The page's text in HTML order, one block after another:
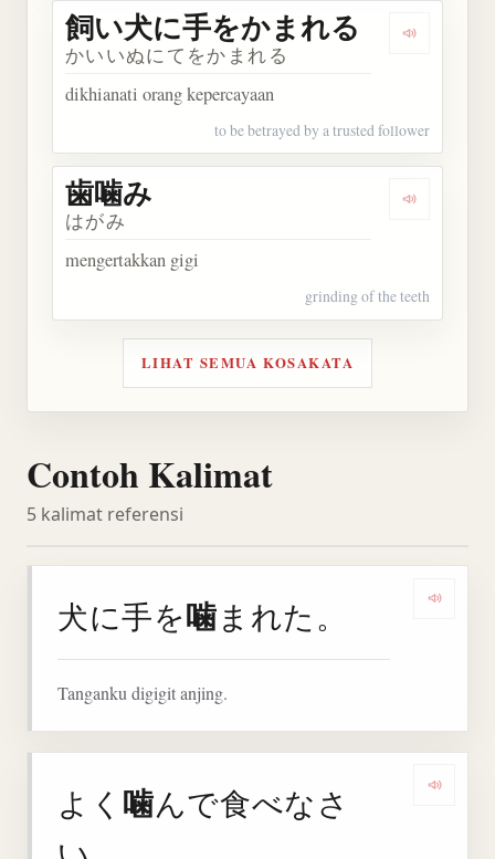
Dengarkan
飼い犬に手をかまれる
かいいぬにてをかまれる
dikhianati orang kepercayaan
to be betrayed by a trusted follower
Dengarkan
歯噛み
はがみ
mengertakkan gigi
grinding of the teeth
LIHAT SEMUA KOSAKATA
Contoh Kalimat
5 kalimat referensi
犬に手を噛まれた。
Tanganku digigit anjing.
よく 噛んで食べなさ